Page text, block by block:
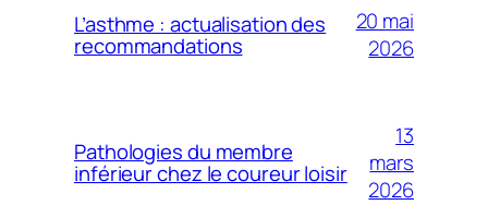
L’asthme : actualisation des
recommandations
20 mai
2026
Pathologies du membre
inférieur chez le coureur loisir
13
mars
2026